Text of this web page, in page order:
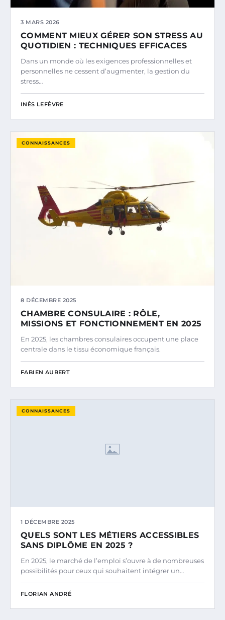
3 MARS 2026
COMMENT MIEUX GÉRER SON STRESS AU
QUOTIDIEN : TECHNIQUES EFFICACES
Dans un monde où les exigences professionnelles et
personnelles ne cessent d’augmenter, la gestion du
stress…
INÈS LEFÈVRE
CONNAISSANCES
8 DÉCEMBRE 2025
CHAMBRE CONSULAIRE : RÔLE,
MISSIONS ET FONCTIONNEMENT EN 2025
En 2025, les chambres consulaires occupent une place
centrale dans le tissu économique français.
FABIEN AUBERT
CONNAISSANCES
1 DÉCEMBRE 2025
QUELS SONT LES MÉTIERS ACCESSIBLES
SANS DIPLÔME EN 2025 ?
En 2025, le marché de l’emploi s’ouvre à de nombreuses
possibilités pour ceux qui souhaitent intégrer un…
FLORIAN ANDRÉ